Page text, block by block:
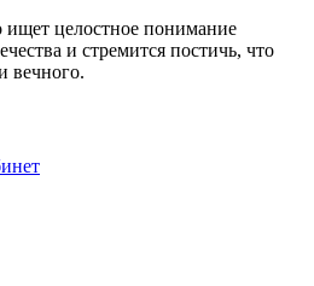
ищет целостное понимание
и стремится постичь, что
вечного.